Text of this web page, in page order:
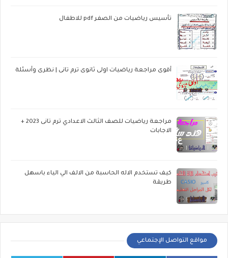
تأسيس رياضيات من الصفر pdf للاطفال
أقوى مراجعة رياضيات اولى ثانوى ترم تانى | نظرى وأسئلة
مراجعة رياضيات للصف الثالث الاعدادي ترم تانى 2023 +
الاجابات
كيف تستخدم الاله الحاسبة من الالف الي الياء باسهل
طريقة
مواقع التواصل الإجتماعي